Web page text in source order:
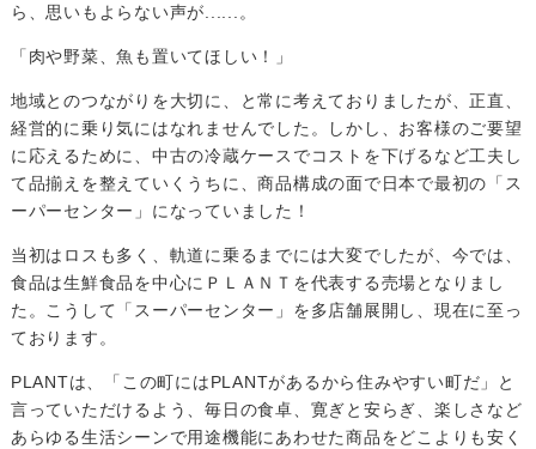
ら、思いもよらない声が......。
「肉や野菜、魚も置いてほしい！」
地域とのつながりを大切に、と常に考えておりましたが、正直、
経営的に乗り気にはなれませんでした。しかし、お客様のご要望
に応えるために、中古の冷蔵ケースでコストを下げるなど工夫し
て品揃えを整えていくうちに、商品構成の面で日本で最初の「ス
ーパーセンター」になっていました！
当初はロスも多く、軌道に乗るまでには大変でしたが、今では、
食品は生鮮食品を中心にＰＬＡＮＴを代表する売場となりまし
た。こうして「スーパーセンター」を多店舗展開し、現在に至っ
ております。
PLANTは、「この町にはPLANTがあるから住みやすい町だ」と
言っていただけるよう、毎日の食卓、寛ぎと安らぎ、楽しさなど
あらゆる生活シーンで用途機能にあわせた商品をどこよりも安く